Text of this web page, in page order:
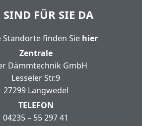
FÜR SIE DA
Standorte finden Sie hier
Zentrale
Dämmtechnik GmbH
Lesseler Str.9
27299 Langwedel
TELEFON
04235 – 55 297 41